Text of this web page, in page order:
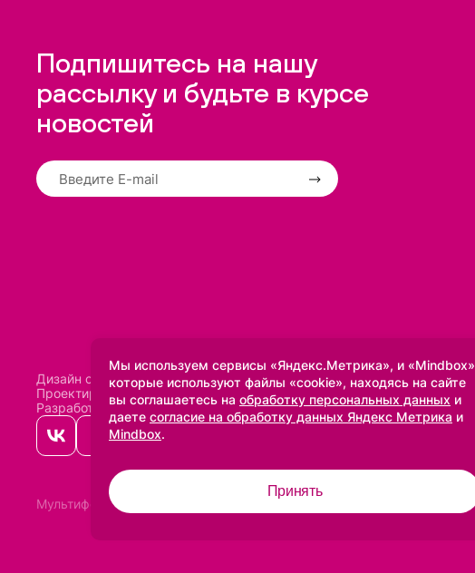
Подпишитесь на нашу
рассылку и будьте в курсе
новостей
Дизайн сделан вUprock
Проектирование и SEO:
Baklenev SEO
Разработано в Qualitica
Мультифото 2005-2026 ©
Мы используем сервисы «Яндекс.Метрика», и «Mindbox»
которые используют файлы «cookie», находясь на сайте
вы соглашаетесь на обработку персональных данных и
даете согласие на обработку данных Яндекс Метрика и
Mindbox.
Принять